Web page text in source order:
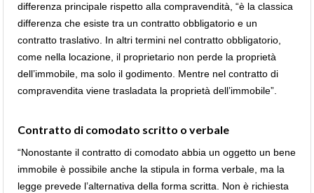
differenza principale rispetto alla compravendità, “è la classica
differenza che esiste tra un contratto obbligatorio e un
contratto traslativo. In altri termini nel contratto obbligatorio,
come nella locazione, il proprietario non perde la proprietà
dell’immobile, ma solo il godimento. Mentre nel contratto di
compravendita viene trasladata la proprietà dell’immobile”.
Contratto di comodato scritto o verbale
“Nonostante il contratto di comodato abbia un oggetto un bene
immobile è possibile anche la stipula in forma verbale, ma la
legge prevede l’alternativa della forma scritta. Non è richiesta